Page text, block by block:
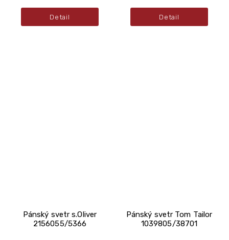
Detail Detail
Pánský svetr s.Oliver
2156055/5366
Pánský svetr Tom Tailor
1039805/38701